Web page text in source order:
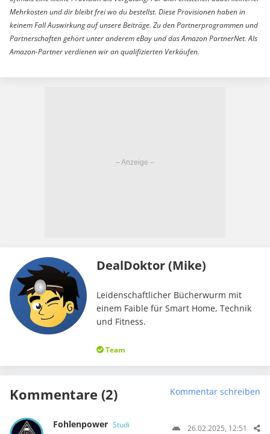
Mehrkosten und dir bleibt frei wo du bestellst. Diese Provisionen haben in
keinem Fall Auswirkung auf unsere Beiträge. Zu den Partnerprogrammen und
Partnerschaften gehört unter anderem eBay und das Amazon PartnerNet. Als
Amazon-Partner verdienen wir an qualifizierten Verkäufen.
DealDoktor (Mike)
Leidenschaftlicher Bücherwurm mit
einem Faible für Smart Home, Technik
und Fitness.
Team
Kommentare (2) Kommentar schreiben
Fohlenpower Studi 26.02.2025, 12:51